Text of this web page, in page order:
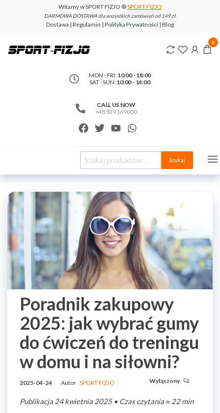
Witamy w SPORT FIZJO ®SPORT FIZJO
DARMOWA DOSTAWA dla wszystkich zamówień od 149 zł.
Dostawa | Regulamin | Polityka Prywatności | Blog
www.sport-
MON - FRI: 10:00 - 18:00
SAT - SUN:10:00 - 14:00
CALL US NOW
+48 509 169 000
0
Szukaj
Poradnik zakupowy
2025: jak wybrać gumy
do ćwiczeń do treningu
w domu i na siłowni?
2025-04-24 Autor SPORT FIZJO Wyłączony
Publikacja 24 kwietnia 2025 • Czas czytania ≈ 22 min